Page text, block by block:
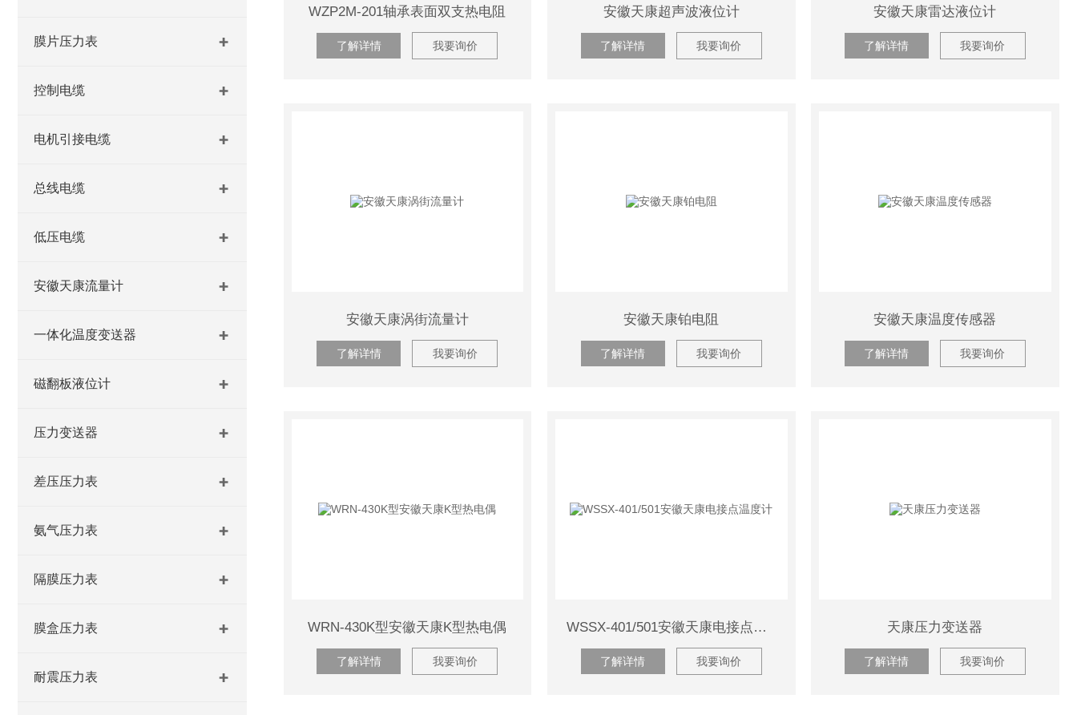
膜片压力表
控制电缆
电机引接电缆
总线电缆
低压电缆
安徽天康流量计
一体化温度变送器
磁翻板液位计
压力变送器
差压压力表
氨气压力表
隔膜压力表
膜盒压力表
耐震压力表
WZP2M-201轴承表面双支热电阻
了解详情 我要询价
安徽天康超声波液位计
了解详情 我要询价
安徽天康雷达液位计
了解详情 我要询价
安徽天康涡街流量计
了解详情 我要询价
安徽天康铂电阻
了解详情 我要询价
安徽天康温度传感器
了解详情 我要询价
WRN-430K型安徽天康K型热电偶
了解详情 我要询价
WSSX-401/501安徽天康电接点温度计
了解详情 我要询价
天康压力变送器
了解详情 我要询价